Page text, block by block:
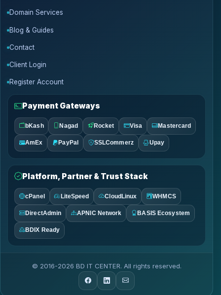
Domain Services
Blog & Guides
Contact
Client Login
Register Account
Payment Gateways
bKash Nagad Rocket Visa Mastercard
AmEx PayPal SSLCommerz Upay
Platform, Partner & Trust Stack
cPanel LiteSpeed CloudLinux WHMCS
DirectAdmin APNIC Network BASIS Ecosystem
BDIX Ready
© 2016-2026 BD IT CENTER. All rights reserved.